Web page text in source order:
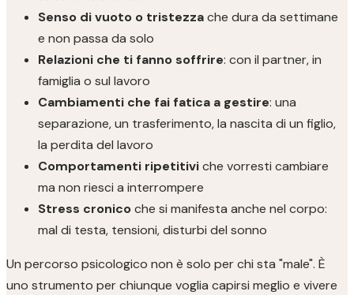
Senso di vuoto o tristezzache dura da settimane
e non passa da solo
Relazioni che ti fanno soffrire: con il partner, in
famiglia o sul lavoro
Cambiamenti che fai fatica a gestire: una
separazione, un trasferimento, la nascita di un figlio,
la perdita del lavoro
Comportamenti ripetitiviche vorresti cambiare
ma non riesci a interrompere
Stress cronicoche si manifesta anche nel corpo:
mal di testa, tensioni, disturbi del sonno
Un percorso psicologico non è solo per chi sta "male". È
uno strumento per chiunque voglia capirsi meglio e vivere